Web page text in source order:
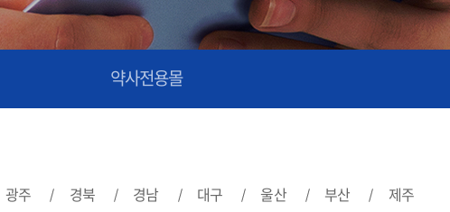
약사전용몰
광주 경북 경남 대구 울산 부산 제주